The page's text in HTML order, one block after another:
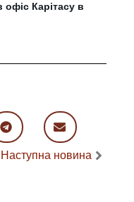
офіс Карітасу в
Наступна новина